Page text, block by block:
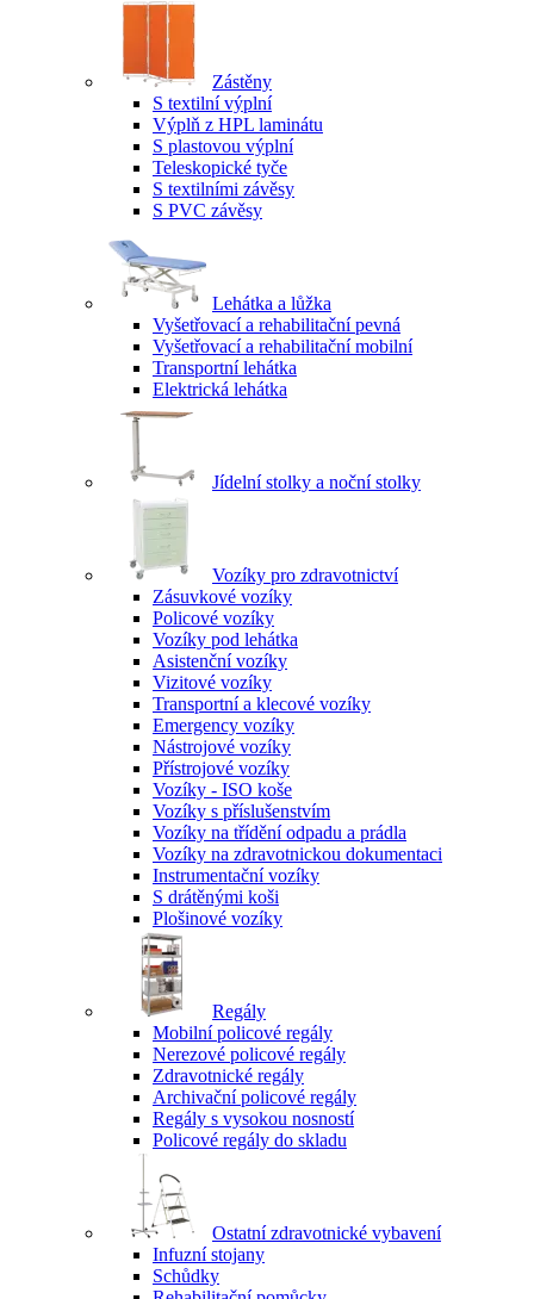
Zástěny
S textilní výplní
Výplň z HPL laminátu
S plastovou výplní
Teleskopické tyče
S textilními závěsy
S PVC závěsy
Lehátka a lůžka
Vyšetřovací a rehabilitační pevná
Vyšetřovací a rehabilitační mobilní
Transportní lehátka
Elektrická lehátka
Jídelní stolky a noční stolky
Vozíky pro zdravotnictví
Zásuvkové vozíky
Policové vozíky
Vozíky pod lehátka
Asistenční vozíky
Vizitové vozíky
Transportní a klecové vozíky
Emergency vozíky
Nástrojové vozíky
Přístrojové vozíky
Vozíky - ISO koše
Vozíky s příslušenstvím
Vozíky na třídění odpadu a prádla
Vozíky na zdravotnickou dokumentaci
Instrumentační vozíky
S drátěnými koši
Plošinové vozíky
Regály
Mobilní policové regály
Nerezové policové regály
Zdravotnické regály
Archivační policové regály
Regály s vysokou nosností
Policové regály do skladu
Ostatní zdravotnické vybavení
Infuzní stojany
Schůdky